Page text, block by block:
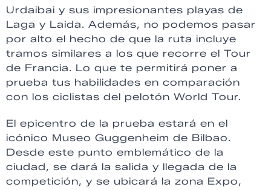
Urdaibai y sus impresionantes playas de
Laga y Laida. Además, no podemos pasar
por alto el hecho de que la ruta incluye
tramos similares a los que recorre el Tour
de Francia. Lo que te permitirá poner a
prueba tus habilidades en comparación
con los ciclistas del pelotón World Tour.
El epicentro de la prueba estará en el
icónico Museo Guggenheim de Bilbao.
Desde este punto emblemático de la
ciudad, se dará la salida y llegada de la
competición, y se ubicará la zona Expo,